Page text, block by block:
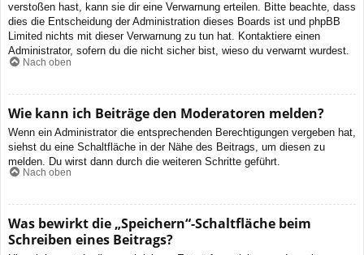
verstoßen hast, kann sie dir eine Verwarnung erteilen. Bitte beachte, dass
dies die Entscheidung der Administration dieses Boards ist und phpBB
Limited nichts mit dieser Verwarnung zu tun hat. Kontaktiere einen
Administrator, sofern du die nicht sicher bist, wieso du verwarnt wurdest.
Nach oben
Wie kann ich Beiträge den Moderatoren melden?
Wenn ein Administrator die entsprechenden Berechtigungen vergeben hat,
siehst du eine Schaltfläche in der Nähe des Beitrags, um diesen zu
melden. Du wirst dann durch die weiteren Schritte geführt.
Nach oben
Was bewirkt die „Speichern“-Schaltfläche beim
Schreiben eines Beitrags?